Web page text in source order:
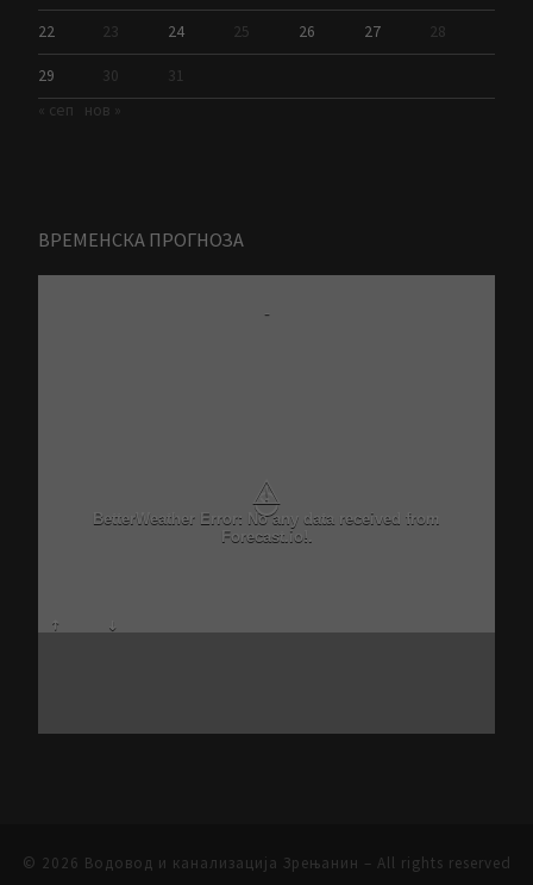
22 23 24 25 26 27 28
29 30
31
« сеп
нов »
ВРЕМЕНСКА ПРОГНОЗА
-
⚠
BetterWeather Error: No any data received from
Forecast.io!.
© 2026 Водовод и канализација Зрењанин – All rights reserved